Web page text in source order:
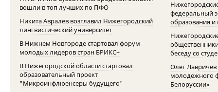
вошли в топ лучших по ПФО
Никита Авралев возглавил Нижегородский
лингвистический университет
В Нижнем Новгороде стартовал форум
молодых лидеров стран БРИКС+
В Нижегородской области стартовал
образовательный проект
"Микроинфлюенсеры будущего"
федеральный
образования
беседу со
Олег Лавричев
молодежного
Белоруссии»